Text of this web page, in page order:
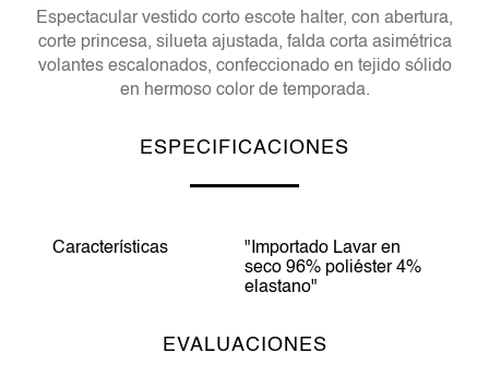
Espectacular vestido corto escote halter, con abertura,
corte princesa, silueta ajustada, falda corta asimétrica
volantes escalonados, confeccionado en tejido sólido
en hermoso color de temporada.
ESPECIFICACIONES
Características
"Importado Lavar en
seco 96% poliéster 4%
elastano"
EVALUACIONES